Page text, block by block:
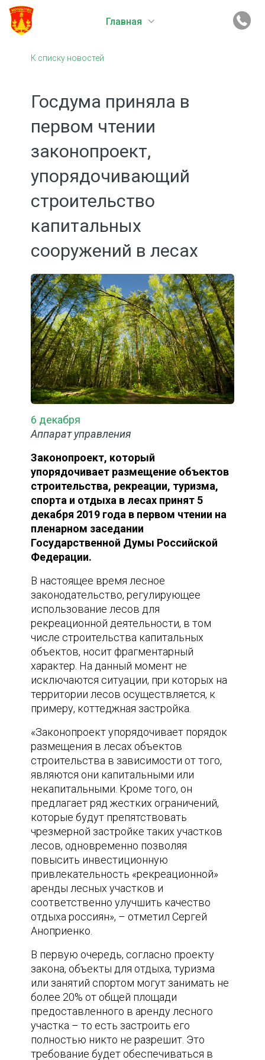
Главная
К списку новостей
Госдума приняла в
первом чтении
законопроект,
упорядочивающий
строительство
капитальных
сооружений в лесах
6 декабря
Аппарат управления
Законопроект, который
упорядочивает размещение объектов
строительства, рекреации, туризма,
спорта и отдыха в лесах принят 5
декабря 2019 года в первом чтении на
пленарном заседании
Государственной Думы Российской
Федерации.
В настоящее время лесное
законодательство, регулирующее
использование лесов для
рекреационной деятельности, в том
числе строительства капитальных
объектов, носит фрагментарный
характер. На данный момент не
исключаются ситуации, при которых на
территории лесов осуществляется, к
примеру, коттеджная застройка.
«Законопроект упорядочивает порядок
размещения в лесах объектов
строительства в зависимости от того,
являются они капитальными или
некапитальными. Кроме того, он
предлагает ряд жестких ограничений,
которые будут препятствовать
чрезмерной застройке таких участков
лесов, одновременно позволяя
повысить инвестиционную
привлекательность «рекреационной»
аренды лесных участков и
соответственно улучшить качество
отдыха россиян», – отметил Сергей
Аноприенко.
В первую очередь, согласно проекту
закона, объекты для отдыха, туризма
или занятий спортом могут занимать не
более 20% от общей площади
предоставленного в аренду лесного
участка – то есть застроить его
полностью никто не разрешит. Это
требование будет обеспечиваться в